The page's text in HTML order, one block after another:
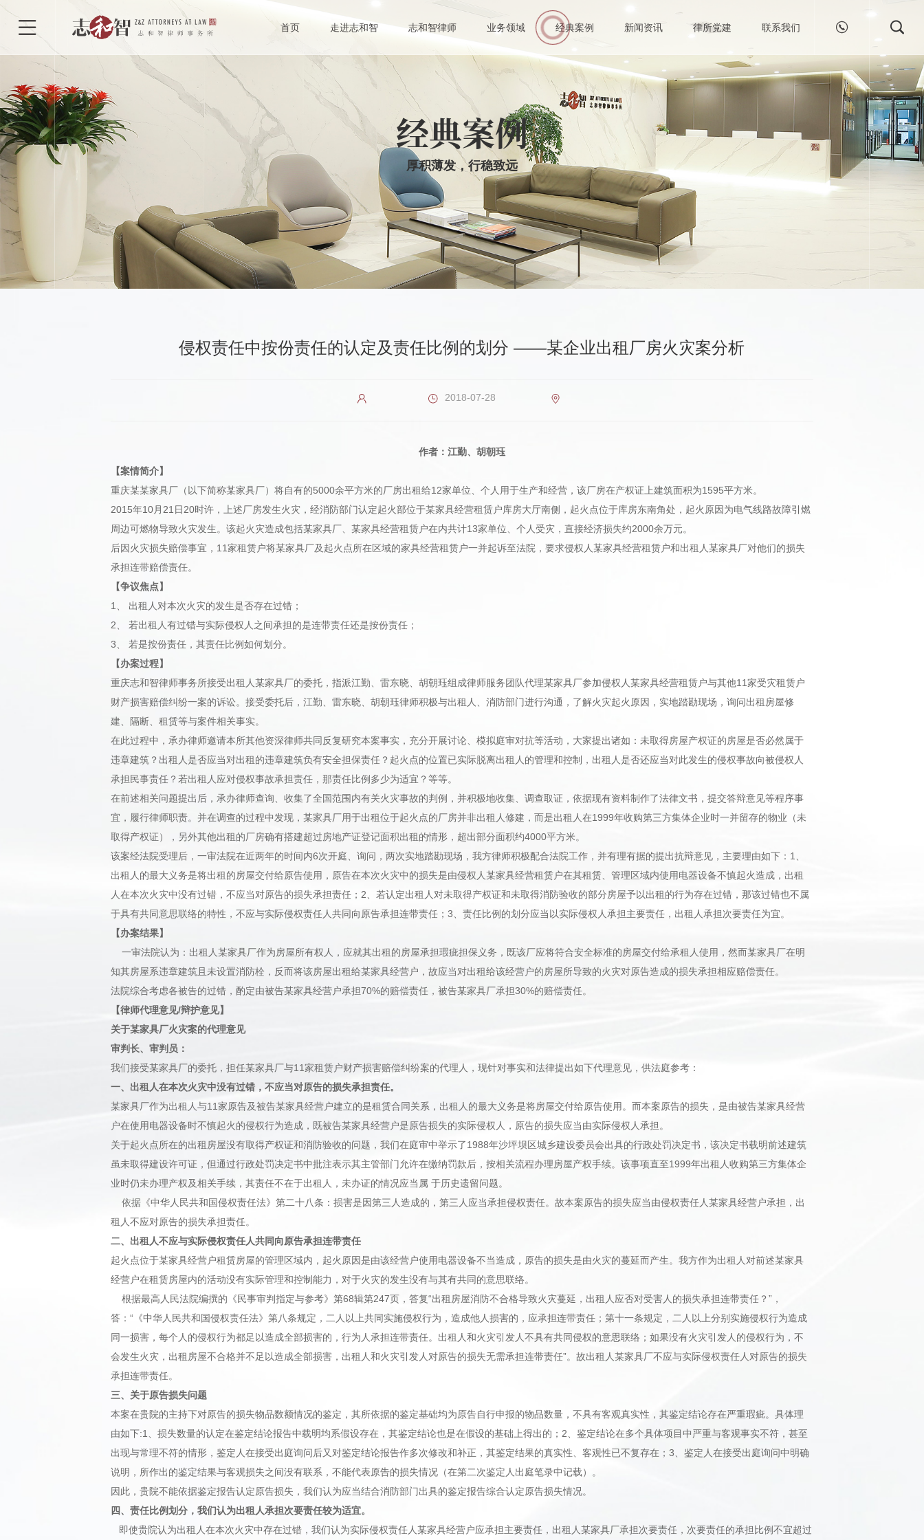
 首页 走进志和智 志和智律师 业务领域 经典案例 新闻资讯 律所党建 联系我们  
律所荣誉
特色型服务
合作单位
经典案例
厚积薄发，行稳致远
侵权责任中按份责任的认定及责任比例的划分 ——某企业出租厂房火灾案分析
2018-07-28
作者：江勤、胡朝珏
【案情简介】
重庆某某家具厂（以下简称某家具厂）将自有的5000余平方米的厂房出租给12家单位、个人用于生产和经营，该厂房在产权证上建筑面积为1595平方米。
2015年10月21日20时许，上述厂房发生火灾，经消防部门认定起火部位于某家具经营租赁户库房大厅南侧，起火点位于库房东南角处，起火原因为电气线路故障引燃
周边可燃物导致火灾发生。该起火灾造成包括某家具厂、某家具经营租赁户在内共计13家单位、个人受灾，直接经济损失约2000余万元。
后因火灾损失赔偿事宜，11家租赁户将某家具厂及起火点所在区域的家具经营租赁户一并起诉至法院，要求侵权人某家具经营租赁户和出租人某家具厂对他们的损失
承担连带赔偿责任。
【争议焦点】
1、 出租人对本次火灾的发生是否存在过错；
2、 若出租人有过错与实际侵权人之间承担的是连带责任还是按份责任；
3、 若是按份责任，其责任比例如何划分。
【办案过程】
重庆志和智律师事务所接受出租人某家具厂的委托，指派江勤、雷东晓、胡朝珏组成律师服务团队代理某家具厂参加侵权人某家具经营租赁户与其他11家受灾租赁户
财产损害赔偿纠纷一案的诉讼。接受委托后，江勤、雷东晓、胡朝珏律师积极与出租人、消防部门进行沟通，了解火灾起火原因，实地踏勘现场，询问出租房屋修
建、隔断、租赁等与案件相关事实。
在此过程中，承办律师邀请本所其他资深律师共同反复研究本案事实，充分开展讨论、模拟庭审对抗等活动，大家提出诸如：未取得房屋产权证的房屋是否必然属于
违章建筑？出租人是否应当对出租的违章建筑负有安全担保责任？起火点的位置已实际脱离出租人的管理和控制，出租人是否还应当对此发生的侵权事故向被侵权人
承担民事责任？若出租人应对侵权事故承担责任，那责任比例多少为适宜？等等。
在前述相关问题提出后，承办律师查询、收集了全国范围内有关火灾事故的判例，并积极地收集、调查取证，依据现有资料制作了法律文书，提交答辩意见等程序事
宜，履行律师职责。并在调查的过程中发现，某家具厂用于出租位于起火点的厂房并非出租人修建，而是出租人在1999年收购第三方集体企业时一并留存的物业（未
取得产权证），另外其他出租的厂房确有搭建超过房地产证登记面积出租的情形，超出部分面积约4000平方米。
该案经法院受理后，一审法院在近两年的时间内6次开庭、询问，两次实地踏勘现场，我方律师积极配合法院工作，并有理有据的提出抗辩意见，主要理由如下：1、
出租人的最大义务是将出租的房屋交付给原告使用，原告在本次火灾中的损失是由侵权人某家具经营租赁户在其租赁、管理区域内使用电器设备不慎起火造成，出租
人在本次火灾中没有过错，不应当对原告的损失承担责任；2、若认定出租人对未取得产权证和未取得消防验收的部分房屋予以出租的行为存在过错，那该过错也不属
于具有共同意思联络的特性，不应与实际侵权责任人共同向原告承担连带责任；3、责任比例的划分应当以实际侵权人承担主要责任，出租人承担次要责任为宜。
【办案结果】
一审法院认为：出租人某家具厂作为房屋所有权人，应就其出租的房屋承担瑕疵担保义务，既该厂应将符合安全标准的房屋交付给承租人使用，然而某家具厂在明
知其房屋系违章建筑且未设置消防栓，反而将该房屋出租给某家具经营户，故应当对出租给该经营户的房屋所导致的火灾对原告造成的损失承担相应赔偿责任。
法院综合考虑各被告的过错，酌定由被告某家具经营户承担70%的赔偿责任，被告某家具厂承担30%的赔偿责任。
【律师代理意见/辩护意见】
关于某家具厂火灾案的代理意见
审判长、审判员：
我们接受某家具厂的委托，担任某家具厂与11家租赁户财产损害赔偿纠纷案的代理人，现针对事实和法律提出如下代理意见，供法庭参考：
一、出租人在本次火灾中没有过错，不应当对原告的损失承担责任。
某家具厂作为出租人与11家原告及被告某家具经营户建立的是租赁合同关系，出租人的最大义务是将房屋交付给原告使用。而本案原告的损失，是由被告某家具经营
户在使用电器设备时不慎起火的侵权行为造成，既被告某家具经营户是原告损失的实际侵权人，原告的损失应当由实际侵权人承担。
关于起火点所在的出租房屋没有取得产权证和消防验收的问题，我们在庭审中举示了1988年沙坪坝区城乡建设委员会出具的行政处罚决定书，该决定书载明前述建筑
虽未取得建设许可证，但通过行政处罚决定书中批注表示其主管部门允许在缴纳罚款后，按相关流程办理房屋产权手续。该事项直至1999年出租人收购第三方集体企
业时仍未办理产权及相关手续，其责任不在于出租人，未办证的情况应当属 于历史遗留问题。
依据《中华人民共和国侵权责任法》第二十八条：损害是因第三人造成的，第三人应当承担侵权责任。故本案原告的损失应当由侵权责任人某家具经营户承担，出
租人不应对原告的损失承担责任。
二、出租人不应与实际侵权责任人共同向原告承担连带责任
起火点位于某家具经营户租赁房屋的管理区域内，起火原因是由该经营户使用电器设备不当造成，原告的损失是由火灾的蔓延而产生。我方作为出租人对前述某家具
经营户在租赁房屋内的活动没有实际管理和控制能力，对于火灾的发生没有与其有共同的意思联络。
根据最高人民法院编撰的《民事审判指定与参考》第68辑第247页，答复“出租房屋消防不合格导致火灾蔓延，出租人应否对受害人的损失承担连带责任？”，
答：“《中华人民共和国侵权责任法》第八条规定，二人以上共同实施侵权行为，造成他人损害的，应承担连带责任；第十一条规定，二人以上分别实施侵权行为造成
同一损害，每个人的侵权行为都足以造成全部损害的，行为人承担连带责任。出租人和火灾引发人不具有共同侵权的意思联络；如果没有火灾引发人的侵权行为，不
会发生火灾，出租房屋不合格并不足以造成全部损害，出租人和火灾引发人对原告的损失无需承担连带责任”。故出租人某家具厂不应与实际侵权责任人对原告的损失
承担连带责任。
三、关于原告损失问题
本案在贵院的主持下对原告的损失物品数额情况的鉴定，其所依据的鉴定基础均为原告自行申报的物品数量，不具有客观真实性，其鉴定结论存在严重瑕疵。具体理
由如下:1、损失数量的认定在鉴定结论报告中载明均系假设存在，其鉴定结论也是在假设的基础上得出的；2、鉴定结论在多个具体项目中严重与客观事实不符，甚至
出现与常理不符的情形，鉴定人在接受出庭询问后又对鉴定结论报告作多次修改和补正，其鉴定结果的真实性、客观性已不复存在；3、鉴定人在接受出庭询问中明确
说明，所作出的鉴定结果与客观损失之间没有联系，不能代表原告的损失情况（在第二次鉴定人出庭笔录中记载）。
因此，贵院不能依据鉴定报告认定原告损失，我们认为应当结合消防部门出具的鉴定报告综合认定原告损失情况。
四、责任比例划分，我们认为出租人承担次要责任较为适宜。
即使贵院认为出租人在本次火灾中存在过错，我们认为实际侵权责任人某家具经营户应承担主要责任，出租人某家具厂承担次要责任，次要责任的承担比例不宜超过